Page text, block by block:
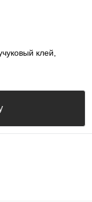
клей,